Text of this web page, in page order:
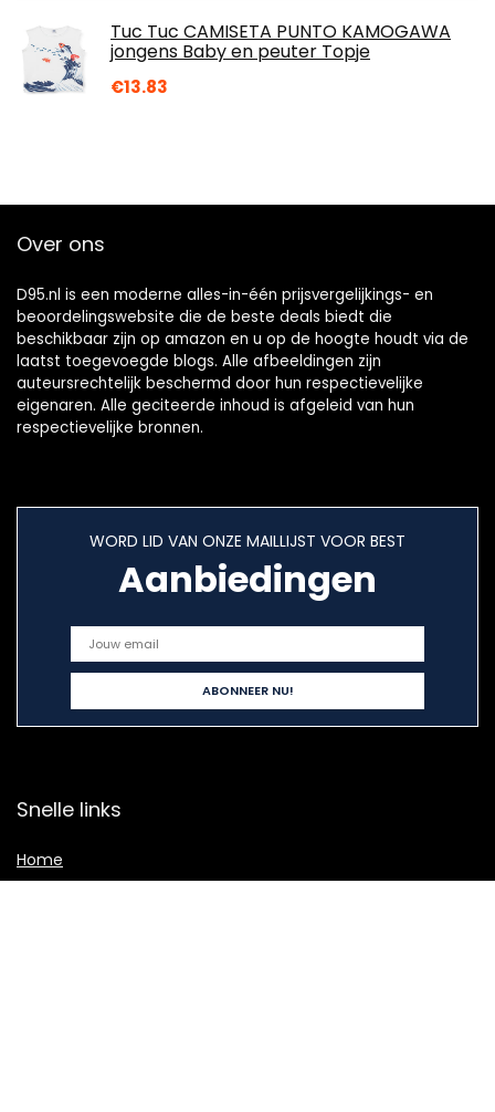
Tuc Tuc CAMISETA PUNTO KAMOGAWA
jongens Baby en peuter Topje
€13.83
Over ons
D95.nl is een moderne alles-in-één prijsvergelijkings- en
beoordelingswebsite die de beste deals biedt die
beschikbaar zijn op amazon en u op de hoogte houdt via de
laatst toegevoegde blogs. Alle afbeeldingen zijn
auteursrechtelijk beschermd door hun respectievelijke
eigenaren. Alle geciteerde inhoud is afgeleid van hun
respectievelijke bronnen.
WORD LID VAN ONZE MAILLIJST VOOR BEST
Aanbiedingen
Snelle links
Home